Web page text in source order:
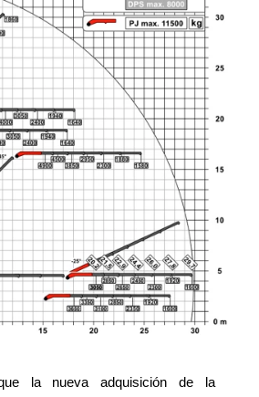
la nueva adquisición de la